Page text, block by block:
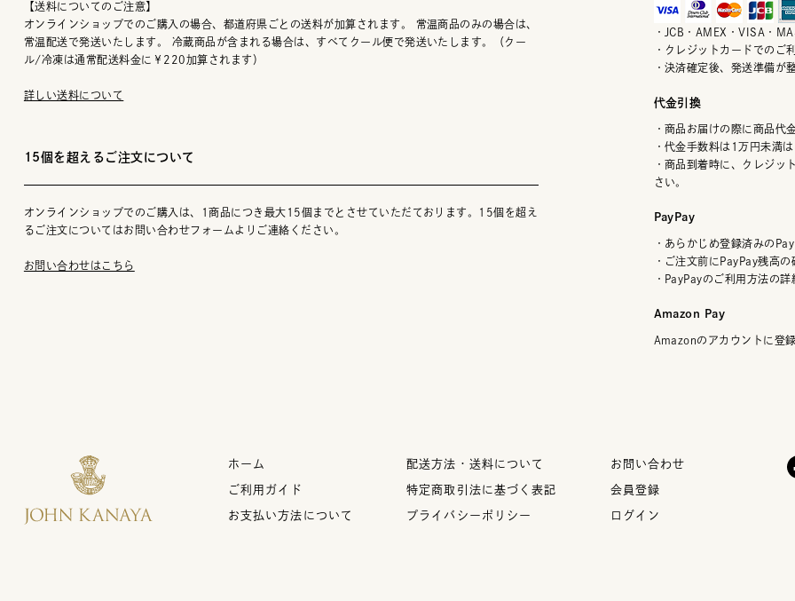
【送料についてのご注意】
オンラインショップでのご購入の場合、都道府県ごとの送料が加算されます。 常温商品のみの場合は、
常温配送で発送いたします。 冷蔵商品が含まれる場合は、すべてクール便で発送いたします。（クー
ル/冷凍は通常配送料金に￥220加算されます）
詳しい送料について
15個を超えるご注文について
オンラインショップでのご購入は、1商品につき最大15個までとさせていただております。15個を超え
るご注文についてはお問い合わせフォームよりご連絡ください。
お問い合わせはこちら
・JCB・AMEX・VISA・
・クレジットカードでのご
・決済確定後、発送準備
代金引換
・商品お届けの際に商品代
・代金手数料は1万円未満
・商品到着時に、クレジッ
さい。
PayPay
・あらかじめ登録済みの
・ご注文前にPayPay残高
・PayPayのご利用方法の
Amazon Pay
Amazonのアカウントに登
ホーム
ご利用ガイド
お支払い方法について
配送方法・送料について
特定商取引法に基づく表記
プライバシーポリシー
お問い合わせ
会員登録
ログイン